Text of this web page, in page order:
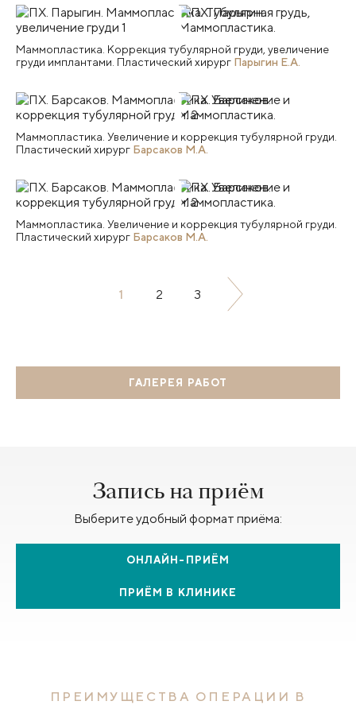
Маммопластика. Коррекция тубулярной груди, увеличение
груди имплантами. Пластический хирург Парыгин Е.А.
Маммопластика. Увеличение и коррекция тубулярной груди.
Пластический хирург Барсаков М.А.
Маммопластика. Увеличение и коррекция тубулярной груди.
Пластический хирург Барсаков М.А.
1 2 3
ГАЛЕРЕЯ РАБОТ
Запись на приём
Выберите удобный формат приёма:
ОНЛАЙН-ПРИЁМ
ПРИЁМ В КЛИНИКЕ
ПРЕИМУЩЕСТВА ОПЕРАЦИИ В